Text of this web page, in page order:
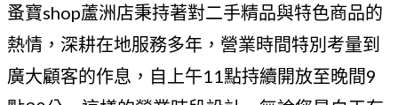
蚤寶shop蘆洲店秉持著對二手精品與特色商品的
熱情，深耕在地服務多年，營業時間特別考量到
廣大顧客的作息，自上午11點持續開放至晚間9